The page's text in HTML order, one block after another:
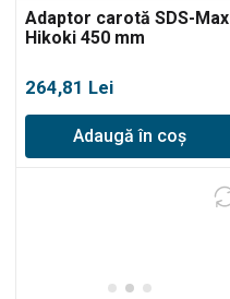
Adaptor carotă SDS-Max
Hikoki 450 mm
264,81 Lei
Adaugă în coș